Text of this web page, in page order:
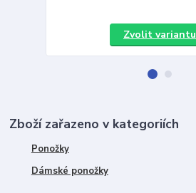
Zvolit variantu
Zboží zařazeno v kategoriích
Ponožky
Dámské ponožky